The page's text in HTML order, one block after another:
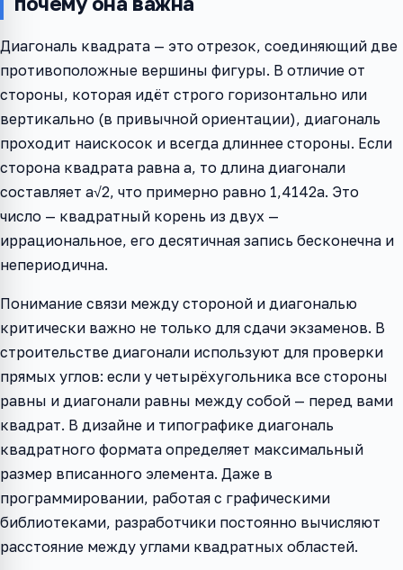
Диагональ квадрата — это отрезок, соединяющий две
противоположные вершины фигуры. В отличие от
стороны, которая идёт строго горизонтально или
вертикально (в привычной ориентации), диагональ
проходит наискосок и всегда длиннее стороны. Если
сторона квадрата равна a, то длина диагонали
составляет a√2, что примерно равно 1,4142a. Это
число — квадратный корень из двух —
иррациональное, его десятичная запись бесконечна и
непериодична.
Понимание связи между стороной и диагональю
критически важно не только для сдачи экзаменов. В
строительстве диагонали используют для проверки
прямых углов: если у четырёхугольника все стороны
равны и диагонали равны между собой — перед вами
квадрат. В дизайне и типографике диагональ
квадратного формата определяет максимальный
размер вписанного элемента. Даже в
программировании, работая с графическими
библиотеками, разработчики постоянно вычисляют
расстояние между углами квадратных областей.